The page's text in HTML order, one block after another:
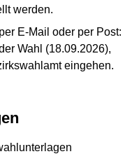
werden.
E-Mail oder per Post:
Wahl (18.09.2026),
eingehen.